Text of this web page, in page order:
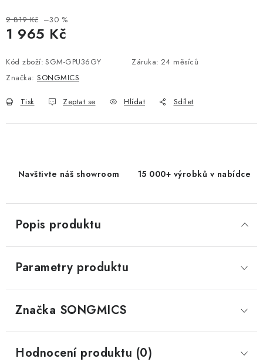
2 819 Kč –30 %
1 965 Kč
Kód zboží: SGM-GPU36GY Záruka: 24 měsíců
Značka: SONGMICS
Tisk Zeptat se Hlídat Sdílet
Navštivte náš showroom 15 000+ výrobků v nabídce
Popis produktu
Parametry produktu
Značka SONGMICS
Hodnocení produktu (0)